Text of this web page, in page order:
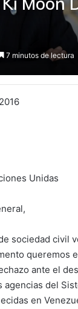
7 minutos de lectura
Unidas
sociedad civil
queremos
ante el
agencias del
en